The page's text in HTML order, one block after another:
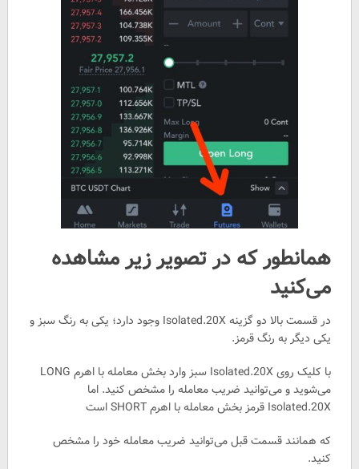
همانطور که در تصویر زیر مشاهده
می‌کنید
در قسمت بالا دو گزینه Isolated.20X وجود دارد؛ یکی به رنگ سبز و
یکی دیگر به رنگ قرمز.
با کلیک روی Isolated.20X سبز وارد بخش معامله با اهرم LONG
می‌شوید و می‌توانید ضریب معامله را مشخص کنید. اما
Isolated.20X قرمز بخش معامله با اهرم SHORT است
که همانند قسمت قبل می‌توانید ضریب معامله خود را مشخص
کنید.